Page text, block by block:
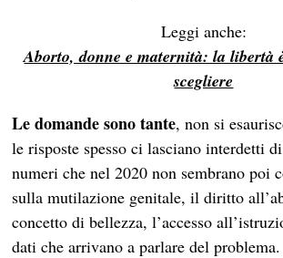
Leggi anche:
Aborto, donne e maternità: la libertà
scegliere
Le domande sono tante, non si
le risposte spesso ci lasciano interdetti
numeri che nel 2020 non sembrano poi
sulla mutilazione genitale, il diritto
concetto di bellezza, l’accesso
dati che arrivano a parlare del